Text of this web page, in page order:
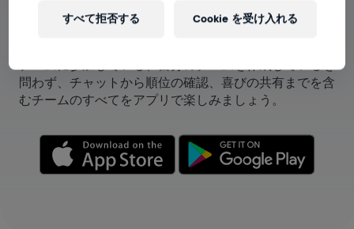
問わず、チャットから順位の確認、喜びの共有までを含
むチームのすべてをアプリで楽しみましょう。
すべて拒否する Cookie を受け入れる